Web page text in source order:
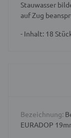
Stauwasser
auf Zug
- Inhalt: 18
Bezeichnung:
EURADOP